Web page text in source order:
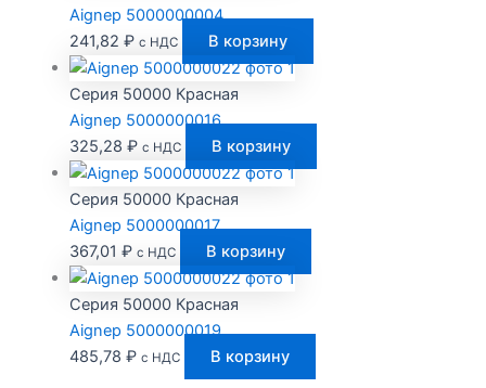
Aignep 5000000004
241,82 ₽ с НДС В корзину
Серия 50000 Красная
Aignep 5000000016
325,28 ₽ с НДС В корзину
Серия 50000 Красная
Aignep 5000000017
367,01 ₽ с НДС В корзину
Серия 50000 Красная
Aignep 5000000019
485,78 ₽ с НДС В корзину